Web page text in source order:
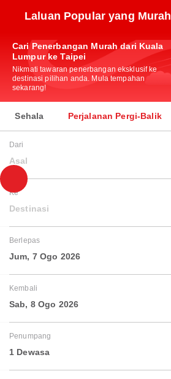
Laluan Popular yang Murah
Cari Penerbangan Murah dari Kuala
Lumpur ke Taipei
Nikmati tawaran penerbangan eksklusif ke
destinasi pilihan anda. Mula tempahan
sekarang!
Sehala Perjalanan Pergi-Balik
Dari
Asal
Ke
Destinasi
Berlepas
Jum, 7 Ogo 2026
Kembali
Sab, 8 Ogo 2026
Penumpang
1 Dewasa